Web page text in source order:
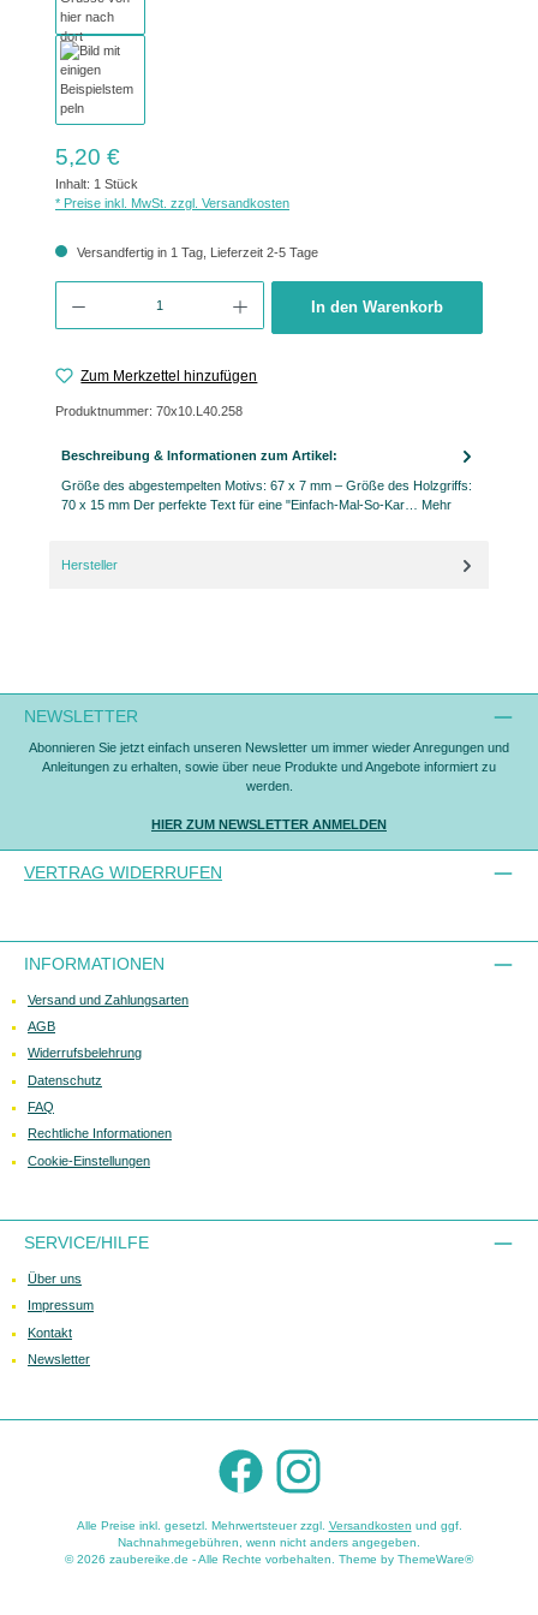
Regulärer Preis:
5,20 €
Inhalt: 1 Stück
* Preise inkl. MwSt. zzgl. Versandkosten
Versandfertig in 1 Tag, Lieferzeit 2-5 Tage
In den Warenkorb
Zum Merkzettel hinzufügen
Produktnummer: 70x10.L40.258
Beschreibung & Informationen zum Artikel:
Größe des abgestempelten Motivs: 67 x 7 mm – Größe des Holzgriffs:
70 x 15 mm Der perfekte Text für eine "Einfach-Mal-So-Kar… Mehr
Hersteller
NEWSLETTER
Abonnieren Sie jetzt einfach unseren Newsletter um immer wieder Anregungen und
Anleitungen zu erhalten, sowie über neue Produkte und Angebote informiert zu
werden.
HIER ZUM NEWSLETTER ANMELDEN
VERTRAG WIDERRUFEN
INFORMATIONEN
Versand und Zahlungsarten
AGB
Widerrufsbelehrung
Datenschutz
FAQ
Rechtliche Informationen
Cookie-Einstellungen
SERVICE/HILFE
Über uns
Impressum
Kontakt
Newsletter
Facebook Instagram
Alle Preise inkl. gesetzl. Mehrwertsteuer zzgl. Versandkosten und ggf.
Nachnahmegebühren, wenn nicht anders angegeben.
© 2026 zaubereike.de - Alle Rechte vorbehalten. Theme by ThemeWare®